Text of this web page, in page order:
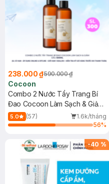
238.000 ₫590.000 ₫
Cocoon
Combo 2 Nước Tẩy Trang Bí
Đao Cocoon Làm Sạch & Giảm
Dầu 500ml
5.0 (57)
1.6k/tháng
56%
-40 %